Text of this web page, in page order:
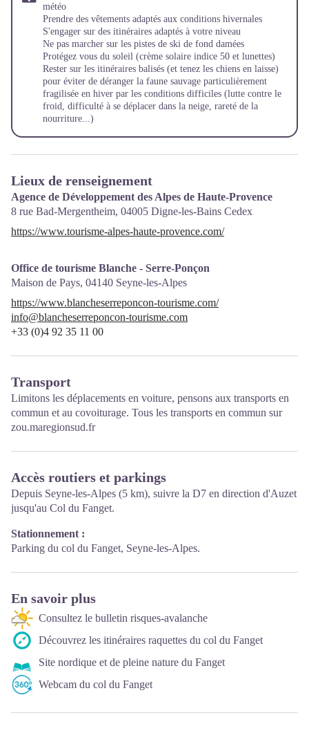
météo
Prendre des vêtements adaptés aux conditions hivernales
S'engager sur des itinéraires adaptés à votre niveau
Ne pas marcher sur les pistes de ski de fond damées
Protégez vous du soleil (crème solaire indice 50 et lunettes)
Rester sur les itinéraires balisés (et tenez les chiens en laisse)
pour éviter de déranger la faune sauvage particulièrement
fragilisée en hiver par les conditions difficiles (lutte contre le
froid, difficulté à se déplacer dans la neige, rareté de la
nourriture...)
Lieux de renseignement
Agence de Développement des Alpes de Haute-Provence
8 rue Bad-Mergentheim, 04005 Digne-les-Bains Cedex
https://www.tourisme-alpes-haute-provence.com/
Office de tourisme Blanche - Serre-Ponçon
Maison de Pays, 04140 Seyne-les-Alpes
https://www.blancheserreponcon-tourisme.com/
info@blancheserreponcon-tourisme.com
+33 (0)4 92 35 11 00
Transport
Limitons les déplacements en voiture, pensons aux transports en
commun et au covoiturage. Tous les transports en commun sur
zou.maregionsud.fr
Accès routiers et parkings
Depuis Seyne-les-Alpes (5 km), suivre la D7 en direction d'Auzet
jusqu'au Col du Fanget.
Stationnement :
Parking du col du Fanget, Seyne-les-Alpes.
En savoir plus
Consultez le bulletin risques-avalanche
Découvrez les itinéraires raquettes du col du Fanget
Site nordique et de pleine nature du Fanget
Webcam du col du Fanget